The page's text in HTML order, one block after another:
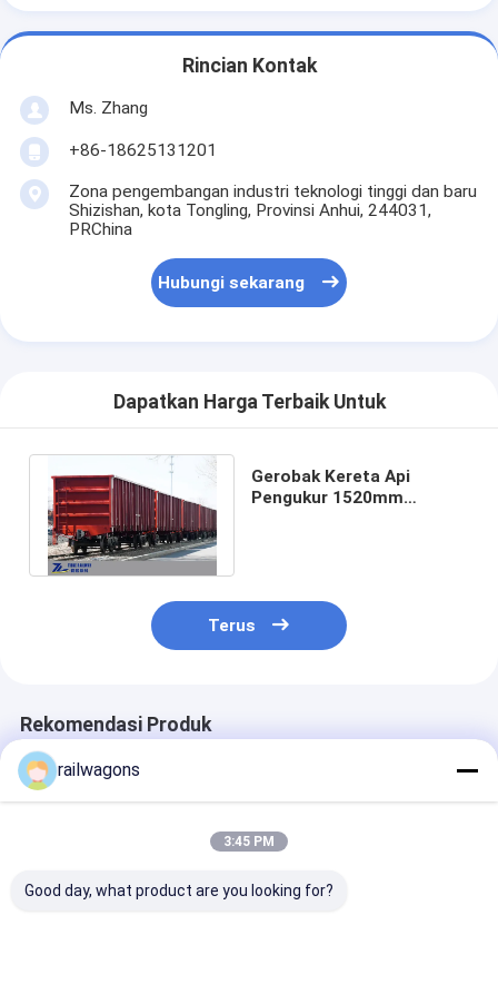
Rincian Kontak
Ms. Zhang
+86-18625131201
Zona pengembangan industri teknologi tinggi dan baru
Shizishan, kota Tongling, Provinsi Anhui, 244031,
PRChina
Hubungi sekarang
Dapatkan Harga Terbaik Untuk
Gerobak Kereta Api
Pengukur 1520mm
Terus
Rekomendasi Produk
railwagons
3:45 PM
Good day, what product are you looking for?